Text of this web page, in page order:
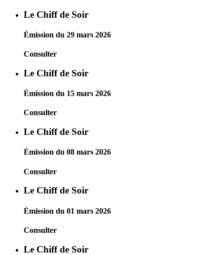
Le Chiff de Soir
Émission du 29 mars 2026
Consulter
Le Chiff de Soir
Émission du 15 mars 2026
Consulter
Le Chiff de Soir
Émission du 08 mars 2026
Consulter
Le Chiff de Soir
Émission du 01 mars 2026
Consulter
Le Chiff de Soir